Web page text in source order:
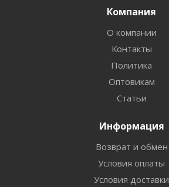
Компания
О компании
Контакты
Политика
Оптовикам
Статьи
Информация
Возврат и обмен
Условия оплаты
Условия доставки